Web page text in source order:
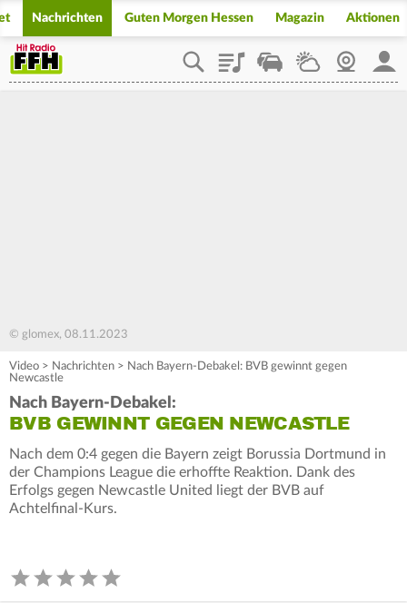
Nachrichten Guten Morgen Hessen Magazin Aktionen
PlaylistStaupilotWetterWebcam
© glomex, 08.11.2023
Video > Nachrichten > Nach Bayern-Debakel: BVB gewinnt gegen
Newcastle
Nach Bayern-Debakel:
BVB GEWINNT GEGEN NEWCASTLE
Nach dem 0:4 gegen die Bayern zeigt Borussia Dortmund in
der Champions League die erhoffte Reaktion. Dank des
Erfolgs gegen Newcastle United liegt der BVB auf
Achtelfinal-Kurs.